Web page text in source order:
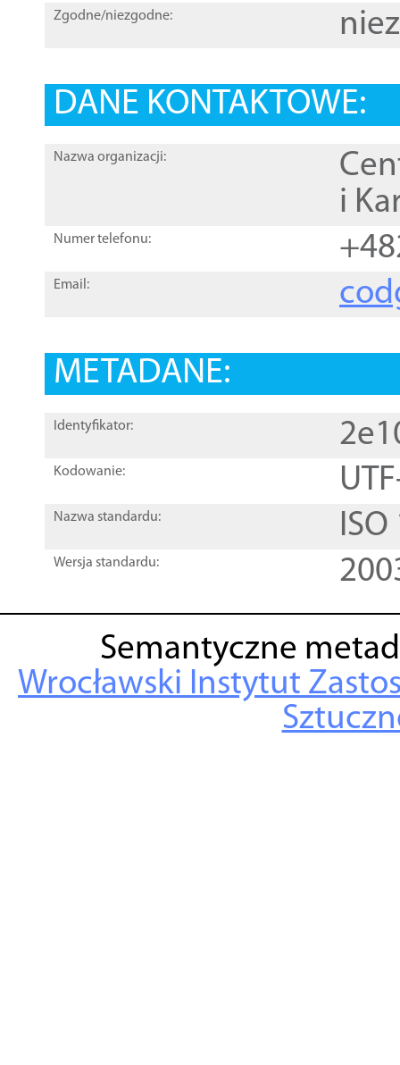
Zgodne/niezgodne:
DANE KONTAKTOWE:
Nazwa organizacji:
i
Numer telefonu:
Email:
METADANE:
Identyfikator:
Kodowanie:
Nazwa standardu:
Wersja standardu:
Semantyczne
Wrocławski Instytut